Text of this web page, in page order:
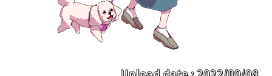
Upload date : 2022/09/08